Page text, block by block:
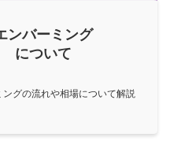
ンバーミング
について
グの流れや相場について解説